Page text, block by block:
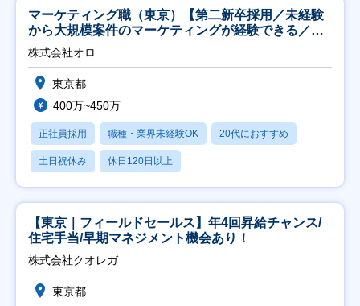
マーケティング職（東京）【第二新卒採用／未経験
から大規模案件のマーケティングが経験できる／研
修充実】
株式会社オロ
東京都
400万~450万
正社員採用 職種・業界未経験OK 20代におすすめ
土日祝休み 休日120日以上
【東京｜フィールドセールス】年4回昇給チャンス/
住宅手当/早期マネジメント機会あり！
株式会社クオレガ
東京都